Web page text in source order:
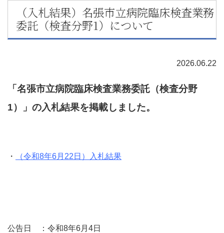
（入札結果）名張市立病院臨床検査業務
委託（検査分野1）について
2026.06.22
「名張市立病院臨床検査業務委託（検査分野
1）」の入札結果を掲載しました。
・ （令和8年6月22日）入札結果
公告日 ：令和8年6月4日